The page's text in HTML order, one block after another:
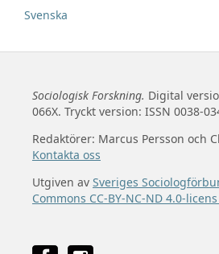
Svenska
Sociologisk Forskning. Digital
066X. Tryckt version: ISSN 0038-
Redaktörer: Marcus Persson och
Kontakta oss
Utgiven av Sveriges
Commons CC-BY-NC-ND 4.0-licens